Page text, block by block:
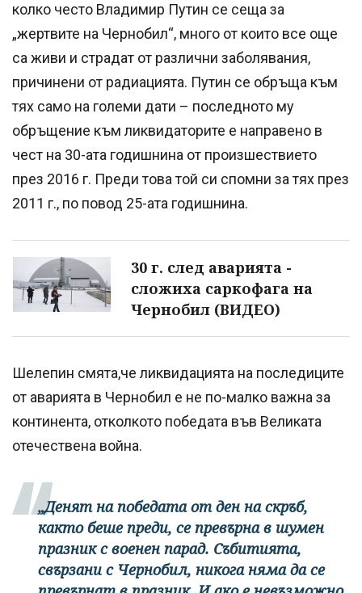
колко често Владимир Путин се сеща за
„жертвите на Чернобил“, много от които все още
са живи и страдат от различни заболявания,
причинени от радиацията. Путин се обръща към
тях само на големи дати – последното му
обръщение към ликвидаторите е направено в
чест на 30-ата годишнина от произшествието
през 2016 г. Преди това той си спомни за тях през
2011 г., по повод 25-ата годишнина.
30 г. след аварията -
сложиха саркофага на
Чернобил (ВИДЕО)
Шелепин смята,че ликвидацията на последиците
от аварията в Чернобил е не по-малко важна за
континента, отколкото победата във Великата
отечествена война.
„Денят на победата от ден на скръб,
както беше преди, се превърна в шумен
празник с военен парад. Събитията,
свързани с Чернобил, никога няма да се